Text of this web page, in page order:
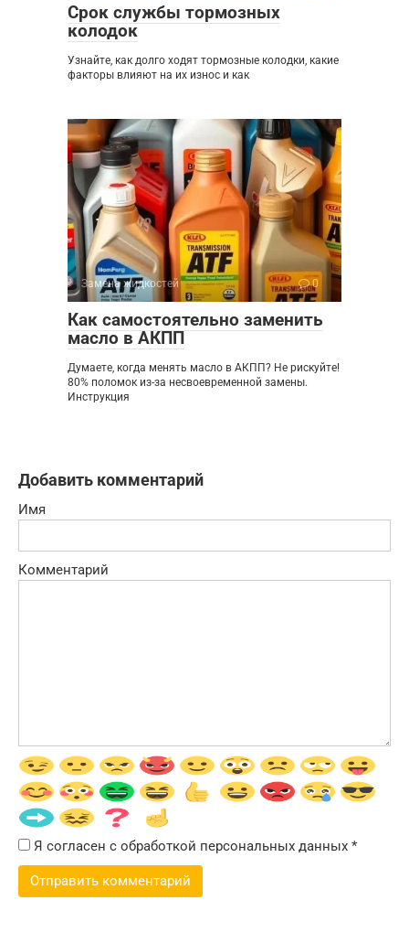
Срок службы тормозных
колодок
Узнайте, как долго ходят тормозные колодки, какие
факторы влияют на их износ и как
Замена жидкостей 0
Как самостоятельно заменить
масло в АКПП
Думаете, когда менять масло в АКПП? Не рискуйте!
80% поломок из-за несвоевременной замены.
Инструкция
Добавить комментарий
Имя
Комментарий
Я согласен с обработкой персональных данных *